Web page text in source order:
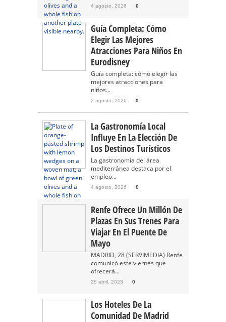
4 agosto, 2026 0
Guía Completa: Cómo
Elegir Las Mejores
Atracciones Para Niños En
Eurodisney
Guía completa: cómo elegir las
mejores atracciones para
niños...
2 agosto, 2026 0
La Gastronomía Local
Influye En La Elección De
Los Destinos Turísticos
La gastronomía del área
mediterránea destaca por el
empleo...
4 agosto, 2026 0
Renfe Ofrece Un Millón De
Plazas En Sus Trenes Para
Viajar En El Puente De
Mayo
MADRID, 28 (SERVIMEDIA) Renfe
comunicó este viernes que
ofrecerá...
28 abril, 2023 0
Los Hoteles De La
Comunidad De Madrid